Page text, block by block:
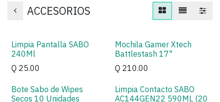
ACCESORIOS
Limpia Pantalla SABO
240Ml
Q 25.00
Mochila Gamer Xtech
Battlestash 17"
Q 210.00
Bote Sabo de Wipes
Secos 10 Unidades
Limpia Contacto SABO
AC144GEN22 590ML (20